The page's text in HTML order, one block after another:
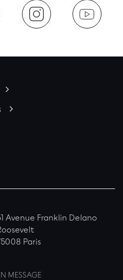
Avenue Franklin Delano
Paris
MESSAGE